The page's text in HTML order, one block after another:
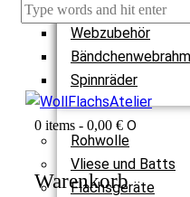
Webstühle
Webzubehör
Spinnräder
Rohwolle
Vliese und Batts
Flachsgeräte
0 items - 0,00 € 0
Warenkorb